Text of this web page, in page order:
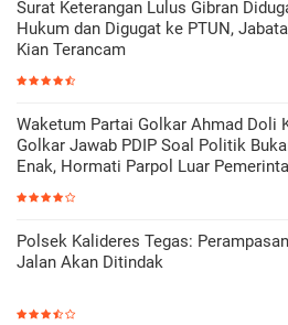
Surat Keterangan Lulus Gibran
Hukum dan Digugat ke PTUN,
Kian Terancam
Waketum Partai Golkar Ahmad Doli
Golkar Jawab PDIP Soal Politik
Enak, Hormati Parpol Luar
Polsek Kalideres Tegas:
Jalan Akan Ditindak